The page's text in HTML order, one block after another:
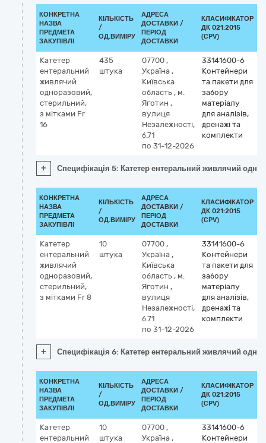
КОНКРЕТНА
НАЗВА
ПРЕДМЕТА
ЗАКУПІВЛІ
КІЛЬКІСТЬ
/
ОД.ВИМІРУ
АДРЕСА
ДОСТАВКИ /
ПЕРІОД
ДОСТАВКИ
КЛАСИФІКАТОР
ДК 021:2015
(CPV)
Катетер
ентеральний
живлячий
одноразовий,
стерильний,
з мітками Fr
16
435
штука
07700 ,
Україна ,
Київська
область , м.
Яготин ,
вулиця
Незалежності,
б.71
по 31-12-2026
33141600-6
Контейнери
та пакети для
забору
матеріалу
для аналізів,
дренажі та
комплекти
+ Специфікація 5: Катетер ентеральний живлячий
КОНКРЕТНА
НАЗВА
ПРЕДМЕТА
ЗАКУПІВЛІ
КІЛЬКІСТЬ
/
ОД.ВИМІРУ
АДРЕСА
ДОСТАВКИ /
ПЕРІОД
ДОСТАВКИ
КЛАСИФІКАТОР
ДК 021:2015
(CPV)
Катетер
ентеральний
живлячий
одноразовий,
стерильний,
з мітками Fr 8
10
штука
07700 ,
Україна ,
Київська
область , м.
Яготин ,
вулиця
Незалежності,
б.71
по 31-12-2026
33141600-6
Контейнери
та пакети для
забору
матеріалу
для аналізів,
дренажі та
комплекти
+ Специфікація 6: Катетер ентеральний живлячий
КОНКРЕТНА
НАЗВА
ПРЕДМЕТА
ЗАКУПІВЛІ
КІЛЬКІСТЬ
/
ОД.ВИМІРУ
АДРЕСА
ДОСТАВКИ /
ПЕРІОД
ДОСТАВКИ
КЛАСИФІКАТОР
ДК 021:2015
(CPV)
Катетер
ентеральний
10
штука
07700 ,
Україна ,
33141600-6
Контейнери